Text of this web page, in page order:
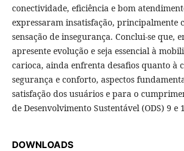
conectividade, eficiência e bom
expressaram insatisfação, principalmente
sensação de insegurança. Conclui-se que,
apresente evolução e seja essencial à
carioca, ainda enfrenta desafios quanto à
segurança e conforto, aspectos
satisfação dos usuários e para o
de Desenvolvimento Sustentável (ODS) 9 e
DOWNLOADS